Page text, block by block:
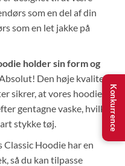
som en del af din
som en let jakke på
holder sin form og
Den høje kvalitet
sikrer, at vores hoodie
gentagne vaske, hvilket
stykke tøj.
Classic Hoodie har en
så du kan tilpasse
Konkurrence